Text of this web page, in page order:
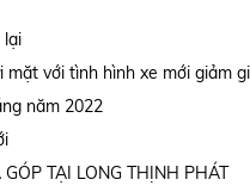
lại
mặt với tình hình xe mới giảm
năm 2022
TẠI LONG THỊNH PHÁT